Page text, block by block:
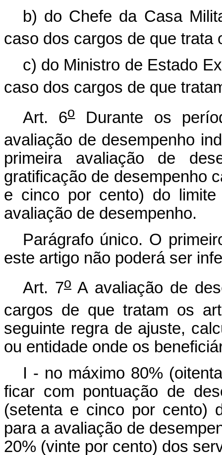
b) do Chefe da Casa
caso dos cargos de que trata
c) do Ministro de Estado
caso dos cargos de que
Art. 6oDurante os
avaliação de desempenho
primeira avaliação de
gratificação de desempenho
e cinco por cento) do
avaliação de desempenho.
Parágrafo único. O
este artigo não poderá ser
Art. 7o A avaliação de
cargos de que tratam os
seguinte regra de ajuste,
ou entidade onde os
I - no máximo 80%
ficar com pontuação de
(setenta e cinco por cento)
para a avaliação de
20% (vinte por cento) dos